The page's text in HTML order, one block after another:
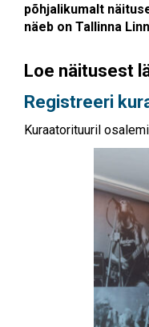
põhjalikumalt
näeb on Tallinna
Loe näitusest
Registreeri
Kuraatorituuril